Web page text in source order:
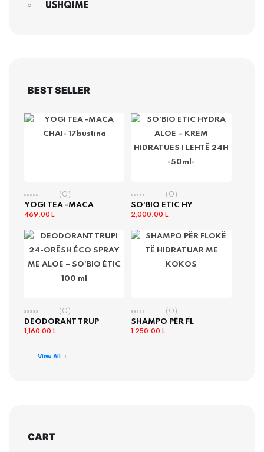
USHQIME
BEST SELLER
(0)
YOGI TEA -MACA
469.00 L
(0)
SO'BIO ETIC HY
2,000.00 L
(0)
DEODORANT TRUP
1,160.00 L
(0)
SHAMPO PËR FL
1,250.00 L
View All
CART